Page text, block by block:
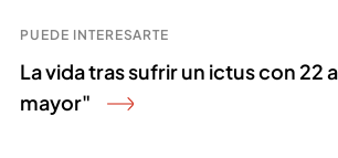
PUEDE INTERESARTE
La vida tras sufrir un ictus con
mayor"